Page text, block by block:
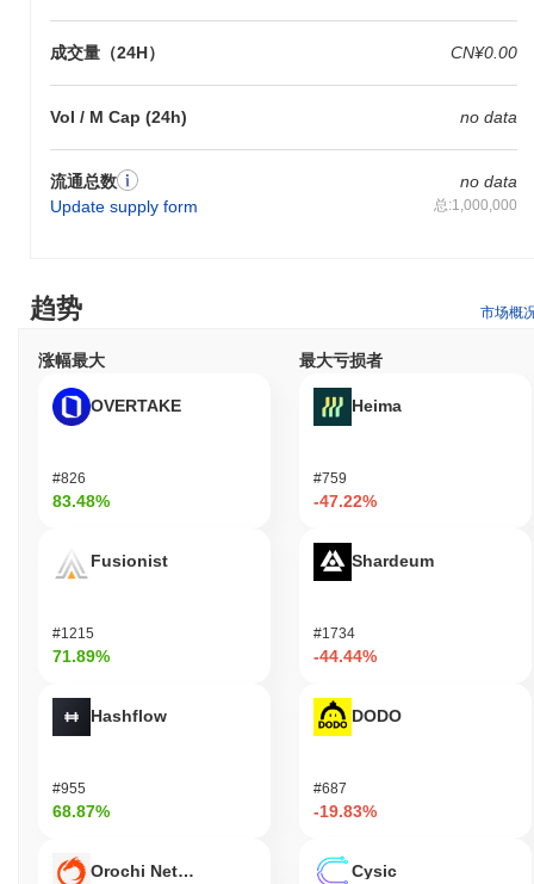
成交量（24H） CN¥0.00
Vol / M Cap (24h) no data
流通总数
Update supply form
no data
总:1,000,000
趋势 市场概
涨幅最大
OVERTAKE
#826
83.48%
Fusionist
#1215
71.89%
Hashflow
#955
68.87%
Orochi Network
最大亏损者
Heima
#759
-47.22%
Shardeum
#1734
-44.44%
DODO
#687
-19.83%
Cysic